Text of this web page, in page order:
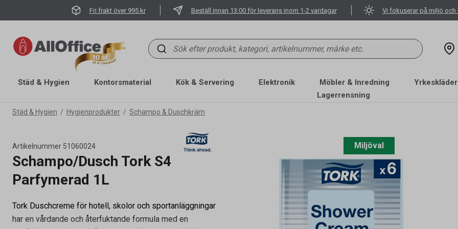
Fri frakt över 995 kr Beställ innan 13:00 för leverans inom 1-2 vardagar Vi fokuserar på miljö och
Städ & Hygien Kontorsmaterial Kök & Servering Elektronik Möbler & Inredning
Lagerrensning
Städ & Hygien Hygienprodukter Schampo & Duschkräm
Artikelnummer 51060024
Schampo/Dusch Tork S4
Parfymerad 1L
Tork Duschcreme för hotell, skolor och sportanläggningar
har en vårdande och återfuktande formula med en
Miljöval